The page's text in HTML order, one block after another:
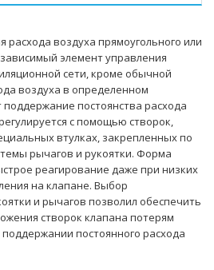
расхода воздуха прямоугольного или
элемент управления
сети, кроме обычной
воздуха в определенном
постоянства расхода
с помощью створок,
втулках, закрепленных по
рычагов и рукоятки. Форма
реагирование даже при низких
на клапане. Выбор
и рычагов позволил обеспечить
створок клапана потерям
постоянного расхода